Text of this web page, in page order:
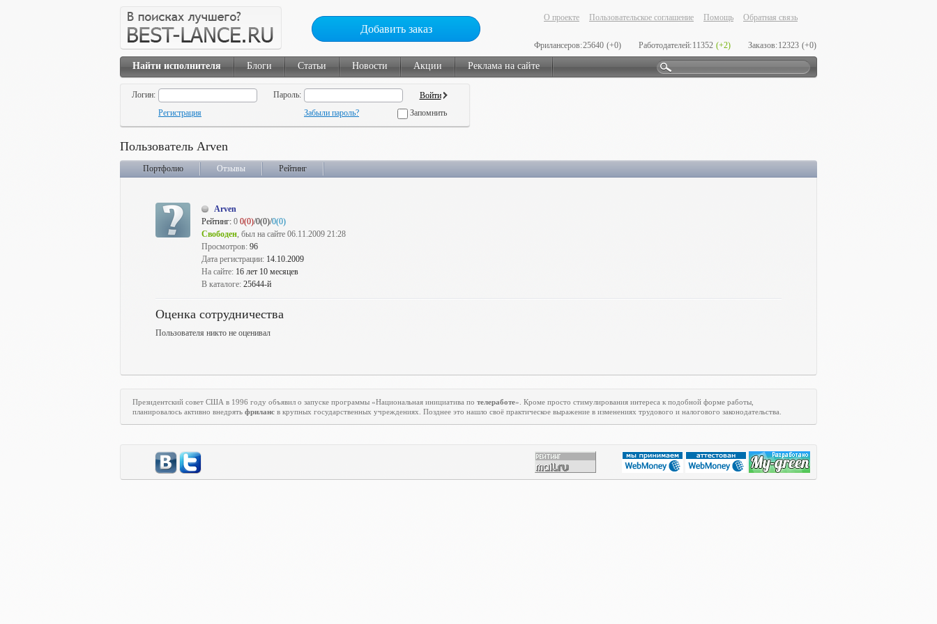
Добавить заказ
О проекте Пользовательское соглашение Помощь Обратная связь
Фрилансеров:25640 (+0) Работодателей:11352 (+2) Заказов:12323 (+0)
Найти исполнителя Блоги Статьи Новости Акции Реклама на сайте
Логин:
Пароль:
Регистрация
Забыли пароль? Запомнить
Пользователь Arven
Портфолио Отзывы Рейтинг
Arven
Рейтинг: 0 0(0)/0(0)/0(0)
Свободен, был на сайте 06.11.2009 21:28
Просмотров: 96
Дата регистрации: 14.10.2009
На сайте: 16 лет 10 месяцев
В каталоге: 25644-й
Оценка сотрудничества
Пользователя никто не оценивал
Президентский совет США в 1996 году объявил о запуске программы «Национальная инициатива по телеработе». Кроме просто стимулирования интереса к подобной форме работы,
планировалось активно внедрять фриланс в крупных государственных учреждениях. Позднее это нашло своё практическое выражение в изменениях трудового и налогового законодательства.